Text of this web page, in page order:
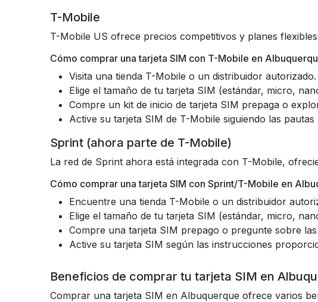
T-Mobile
T-Mobile US ofrece precios competitivos y planes
Cómo comprar una tarjeta SIM con T-Mobile en
Visita una tienda T-Mobile o un distribuidor autorizado.
Elige el tamaño de tu tarjeta SIM (estándar, micro,
Compre un kit de inicio de tarjeta SIM prepaga o
Active su tarjeta SIM de T-Mobile siguiendo las
Sprint (ahora parte de T-Mobile)
La red de Sprint ahora está integrada con T-Mobile,
Cómo comprar una tarjeta SIM con Sprint/T-Mobile en
Encuentre una tienda T-Mobile o un distribuidor
Elige el tamaño de tu tarjeta SIM (estándar, micro,
Compre una tarjeta SIM prepago o pregunte sobre
Active su tarjeta SIM según las instrucciones
Beneficios de comprar tu tarjeta SIM en
Comprar una tarjeta SIM en Albuquerque ofrece varios